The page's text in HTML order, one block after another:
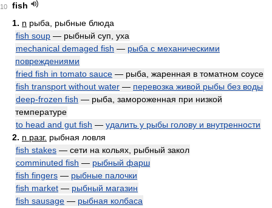
10
fish
1. n рыба, рыбные блюда
fish soup — рыбный суп, уха
mechanical demaged fish — рыба с механическими
повреждениями
fried fish in tomato sauce — рыба, жаренная в томатном соусе
fish transport without water — перевозка живой рыбы без воды
deep-frozen fish — рыба, замороженная при низкой
температуре
to head and gut fish — удалить у рыбы голову и внутренности
2. n разг. рыбная ловля
fish stakes — сети на кольях, рыбный закол
comminuted fish — рыбный фарш
fish fingers — рыбные палочки
fish market — рыбный магазин
fish sausage — рыбная колбаса